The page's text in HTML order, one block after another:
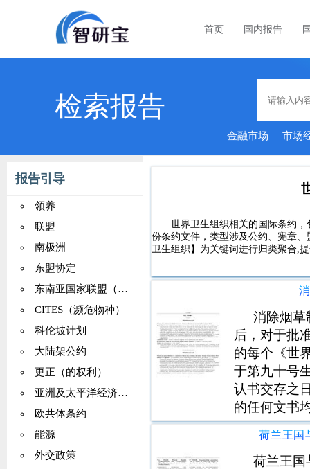
首页 国内报告
检索报告
金融市场 市场
报告引导
领养
联盟
南极洲
东盟协定
东南亚国家联盟（ASEAN）
CITES（濒危物种）
科伦坡计划
大陆架公约
更正（的权利）
亚洲及太平洋经济社会委员会（亚太经社会）
欧共体条约
能源
外交政策
世界卫生组织相关的国际条约，
份条约文件，类型涉及公约、宪章
卫生组织】为关键词进行归类聚合,
消除烟草
后，对于批
的每个《世
于第九十号
认书交存之
的任何文书
应自第四十
存保存人之
议/行动附
荷兰王国